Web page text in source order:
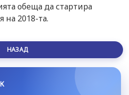
обеща да стартира
на 2018-та.
НАЗАД